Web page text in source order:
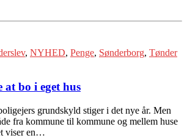
, NYHED, Penge, Sønderborg, Tønder
bo i eget hus
grundskyld stiger i det nye år. Men
fra kommune til kommune og mellem huse
viser en…